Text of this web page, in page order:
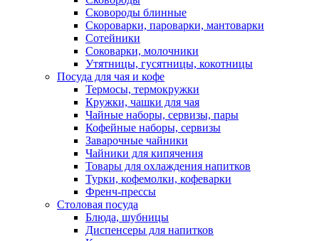
Сковороды блинные
Скороварки, пароварки, мантоварки
Сотейники
Соковарки, молочники
Утятницы, гусятницы, кокотницы
Посуда для чая и кофе
Термосы, термокружки
Кружки, чашки для чая
Чайные наборы, сервизы, пары
Кофейные наборы, сервизы
Заварочные чайники
Чайники для кипячения
Товары для охлаждения напитков
Турки, кофемолки, кофеварки
Френч-прессы
Столовая посуда
Блюда, шубницы
Диспенсеры для напитков